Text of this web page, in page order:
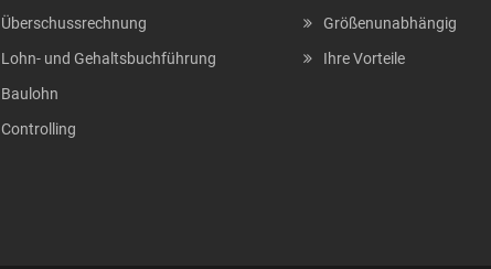
Überschussrechnung
Lohn- und Gehaltsbuchführung
Baulohn
Controlling
Größenunabhängig
Ihre Vorteile